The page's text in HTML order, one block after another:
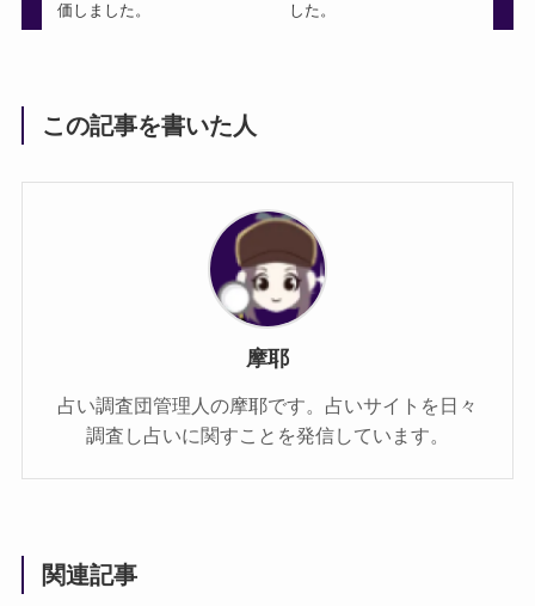
価しました。
した。
この記事を書いた人
摩耶
占い調査団管理人の摩耶です。占いサイトを日々
調査し占いに関すことを発信しています。
関連記事